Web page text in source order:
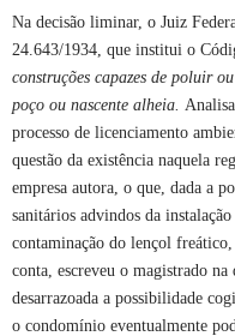
Na decisão liminar, o Juiz
24.643/1934, que institui o
construções capazes de poluir
poço ou nascente alheia.
processo de licenciamento
questão da existência naquela
empresa autora, o que, dada a
sanitários advindos da
contaminação do lençol
conta, escreveu o magistrado
desarrazoada a possibilidade
o condomínio eventualmente